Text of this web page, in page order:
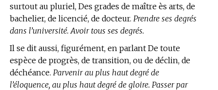
surtout au pluriel, Des grades de maître ès arts, de
bachelier, de licencié, de docteur. Prendre ses degrés
dans l’université. Avoir tous ses degrés.
Il se dit aussi, figurément, en parlant De toute
espèce de progrès, de transition, ou de déclin, de
déchéance. Parvenir au plus haut degré de
l’éloquence, au plus haut degré de gloire. Passer par